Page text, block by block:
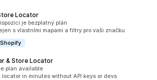
Locator
recenzí: 5je bezplatný plán
s vlastními mapami a filtry pro vaši značku
& Store Locator
recenzí: 4
plan available
locator in minutes without API keys or devs